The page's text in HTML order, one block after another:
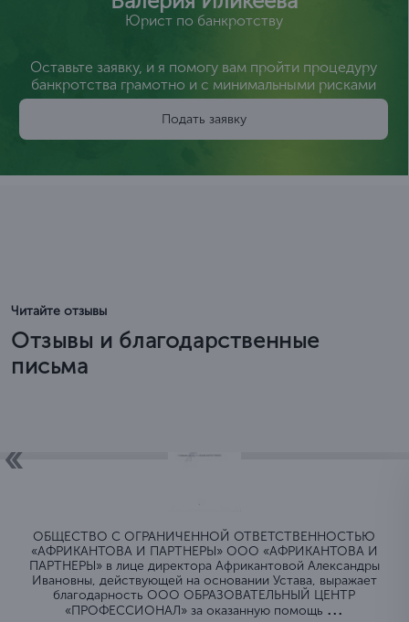
Юрист по банкротству
Оставьте заявку, и я помогу вам пройти процедуру
банкротства грамотно и с минимальными рисками
Подать заявку
Читайте отзывы
Отзывы и благодарственные
письма
ОБЩЕСТВО C ОГРАНИЧЕННОЙ ОТВЕТСТВЕННОСТЬЮ
«АФРИКАНТОВА И ПАРТНЕРЫ» ООО «АФРИКАНТОВА И
ПАРТНЕРЫ» в лице директора Африкантовой Александры
Ивановны, действующей на основании Устава, выражает
благодарность ООО ОБРАЗОВАТЕЛЬНЫЙ ЦЕНТР
«ПРОФЕССИОНАЛ» за оказанную помощь ...